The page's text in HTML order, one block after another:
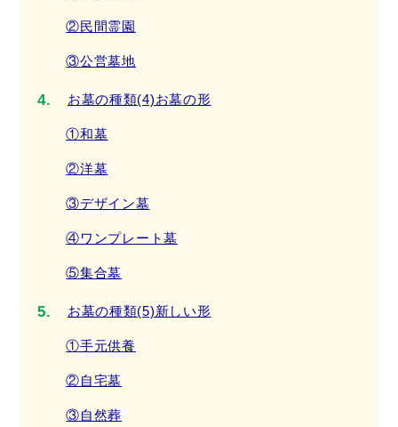
②民間霊園
③公営墓地
お墓の種類(4)お墓の形
①和墓
②洋墓
③デザイン墓
④ワンプレート墓
⑤集合墓
お墓の種類(5)新しい形
①手元供養
②自宅墓
③自然葬